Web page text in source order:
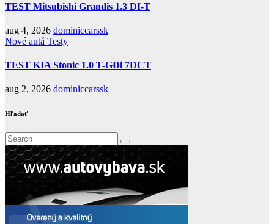
TEST Mitsubishi Grandis 1.3 DI-T
aug 4, 2026 dominiccarssk
Nové autá Testy
TEST KIA Stonic 1.0 T-GDi 7DCT
aug 2, 2026 dominiccarssk
Hľadať